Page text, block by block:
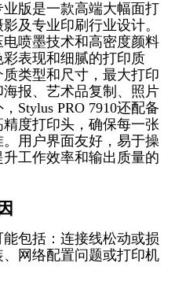
业版是一款高端大幅面打
及专业印刷行业设计。
喷墨技术和高密度颜料
表现和细腻的打印质
类型和尺寸，最大打印
报、艺术品复制、照片
Stylus PRO 7910还配备
度打印头，确保每一张
用户界面友好，易于操
工作效率和输出质量的
包括：连接线松动或损
网络配置问题或打印机